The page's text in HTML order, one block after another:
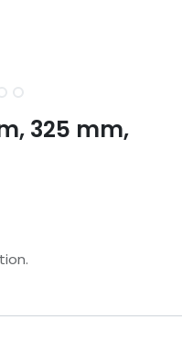
325 mm,